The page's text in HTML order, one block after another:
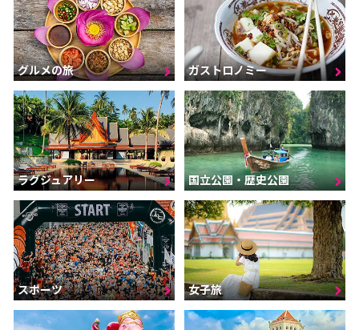
グルメの旅 ガストロノミー
ラグジュアリー 国立公園・歴史公園
スポーツ 女子旅